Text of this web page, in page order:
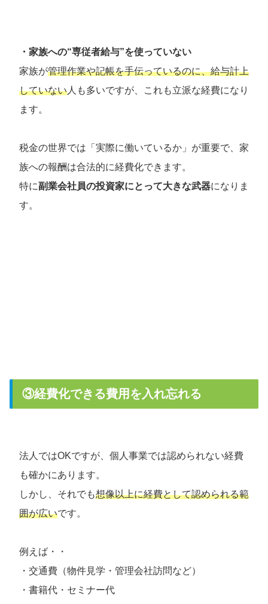
・家族への“専従者給与”を使っていない
家族が管理作業や記帳を手伝っているのに、給与計上
していない 人も多いですが、これも立派な経費になり
ます。
税金の世界では「実際に働いているか」が重要で、家
族への報酬は合法的に経費化できます。
特に副業会社員の投資家にとって大きな武器になりま
す。
③経費化できる費用を入れ忘れる
法人ではOKですが、個人事業では認められない経費
も確かにあります。
しかし、それでも想像以上に経費として認められる範
囲が広いです。
例えば・・
・交通費（物件見学・管理会社訪問など）
・書籍代・セミナー代